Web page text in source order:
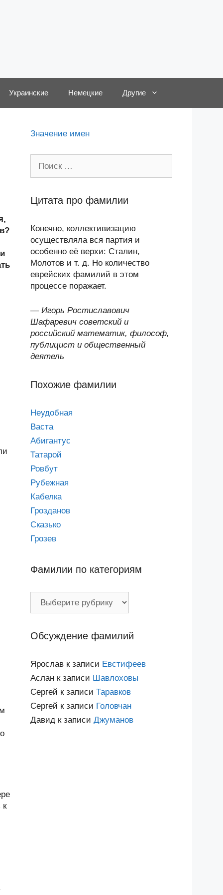
Украинские Немецкие Другие
к
Значение имен
Цитата про фамилии
Конечно, коллективизацию
осуществляла вся партия и
особенно её верхи: Сталин,
Молотов и т. д. Но количество
еврейских фамилий в этом
процессе поражает.
— Игорь Ростиславович
Шафаревич советский и
российский математик, философ,
публицист и общественный
деятель
Похожие фамилии
Неудобная
Васта
Абигантус
Татарой
Ровбут
Рубежная
Кабелка
Грозданов
Сказько
Грозев
Фамилии по категориям
Обсуждение фамилий
Ярослав к записи Евстифеев
Аслан к записи Шавлоховы
Сергей к записи Таравков
Сергей к записи Головчан
Давид к записи Джуманов